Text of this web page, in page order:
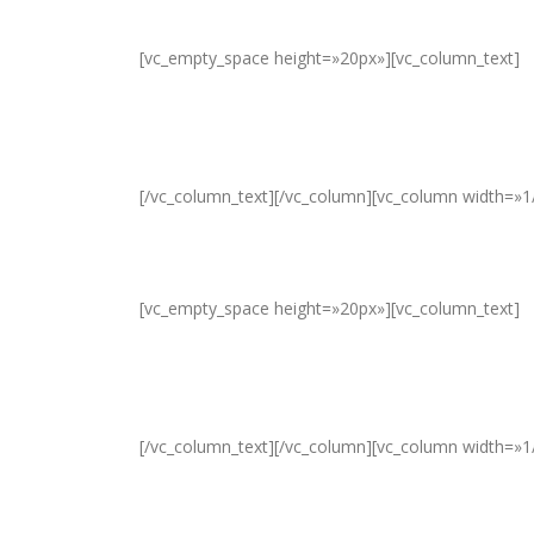
[vc_empty_space height=»20px»][vc_column_text]
[/vc_column_text][/vc_column][vc_column
[vc_empty_space height=»20px»][vc_column_text]
[/vc_column_text][/vc_column][vc_column